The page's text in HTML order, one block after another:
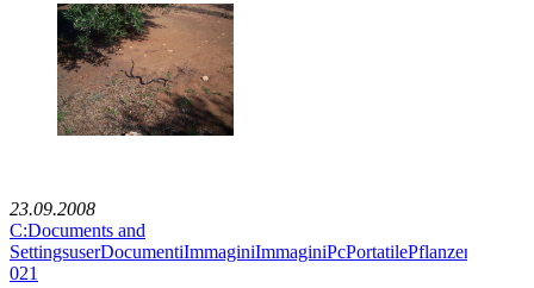
23.09.2008
C:Documents and
021